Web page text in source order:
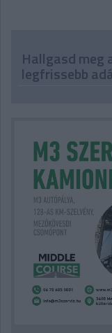
Hallgasd meg
legfrissebb